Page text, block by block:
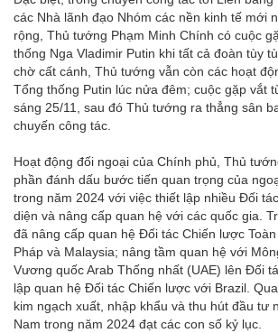
các Nhà lãnh đạo Nhóm các nền kinh tế mới
rộng, Thủ tướng Phạm Minh Chính có cuộc
thống Nga Vladimir Putin khi tất cả đoàn tùy
chờ cất cánh, Thủ tướng vẫn còn các hoạt
Tổng thống Putin lúc nửa đêm; cuộc gặp vắt
sáng 25/11, sau đó Thủ tướng ra thẳng sân
chuyến công tác.
Hoạt động đối ngoại của Chính phủ, Thủ
phần đánh dấu bước tiến quan trọng của
trong năm 2024 với việc thiết lập nhiều Đối
diện và nâng cấp quan hệ với các quốc gia.
đã nâng cấp quan hệ Đối tác Chiến lược Toàn
Pháp và Malaysia; nâng tầm quan hệ với
Vương quốc Arab Thống nhất (UAE) lên Đối
lập quan hệ Đối tác Chiến lược với Brazil.
kim ngạch xuất, nhập khẩu và thu hút đầu tư
Nam trong năm 2024 đạt các con số kỷ lục.